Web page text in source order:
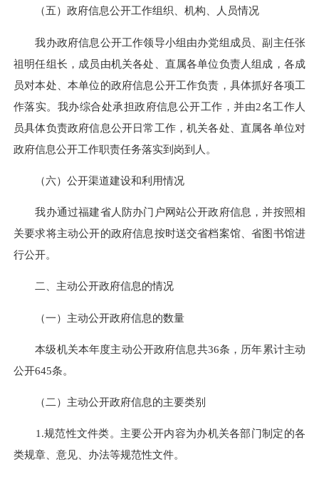
（五）政府信息公开工作组织、机构、人员情况
我办政府信息公开工作领导小组由办党组成员、副主任张
祖明任组长，成员由机关各处、直属各单位负责人组成，各成
员对本处、本单位的政府信息公开工作负责，具体抓好各项工
作落实。我办综合处承担政府信息公开工作，并由2名工作人
员具体负责政府信息公开日常工作，机关各处、直属各单位对
政府信息公开工作职责任务落实到岗到人。
（六）公开渠道建设和利用情况
我办通过福建省人防办门户网站公开政府信息，并按照相
关要求将主动公开的政府信息按时送交省档案馆、省图书馆进
行公开。
二、主动公开政府信息的情况
（一）主动公开政府信息的数量
本级机关本年度主动公开政府信息共36条，历年累计主动
公开645条。
（二）主动公开政府信息的主要类别
1.规范性文件类。主要公开内容为办机关各部门制定的各
类规章、意见、办法等规范性文件。